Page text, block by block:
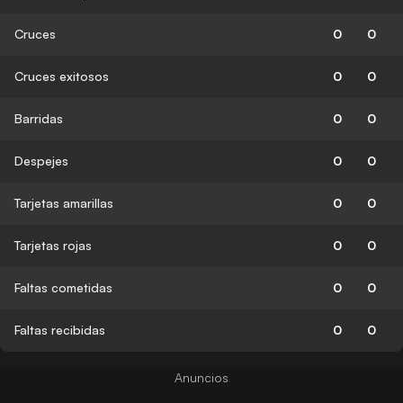
Cruces 0 0
Cruces exitosos 0 0
Barridas 0 0
Despejes 0 0
Tarjetas amarillas 0 0
Tarjetas rojas 0 0
Faltas cometidas 0 0
Faltas recibidas 0 0